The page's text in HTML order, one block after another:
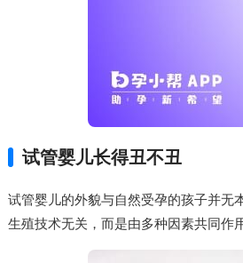
试管婴儿长得丑不丑
试管婴儿的外貌与自然受孕的孩子并无
生殖技术无关，而是由多种因素共同作